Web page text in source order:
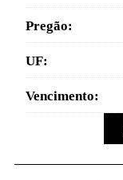
Pregão:
UF:
Vencimento: